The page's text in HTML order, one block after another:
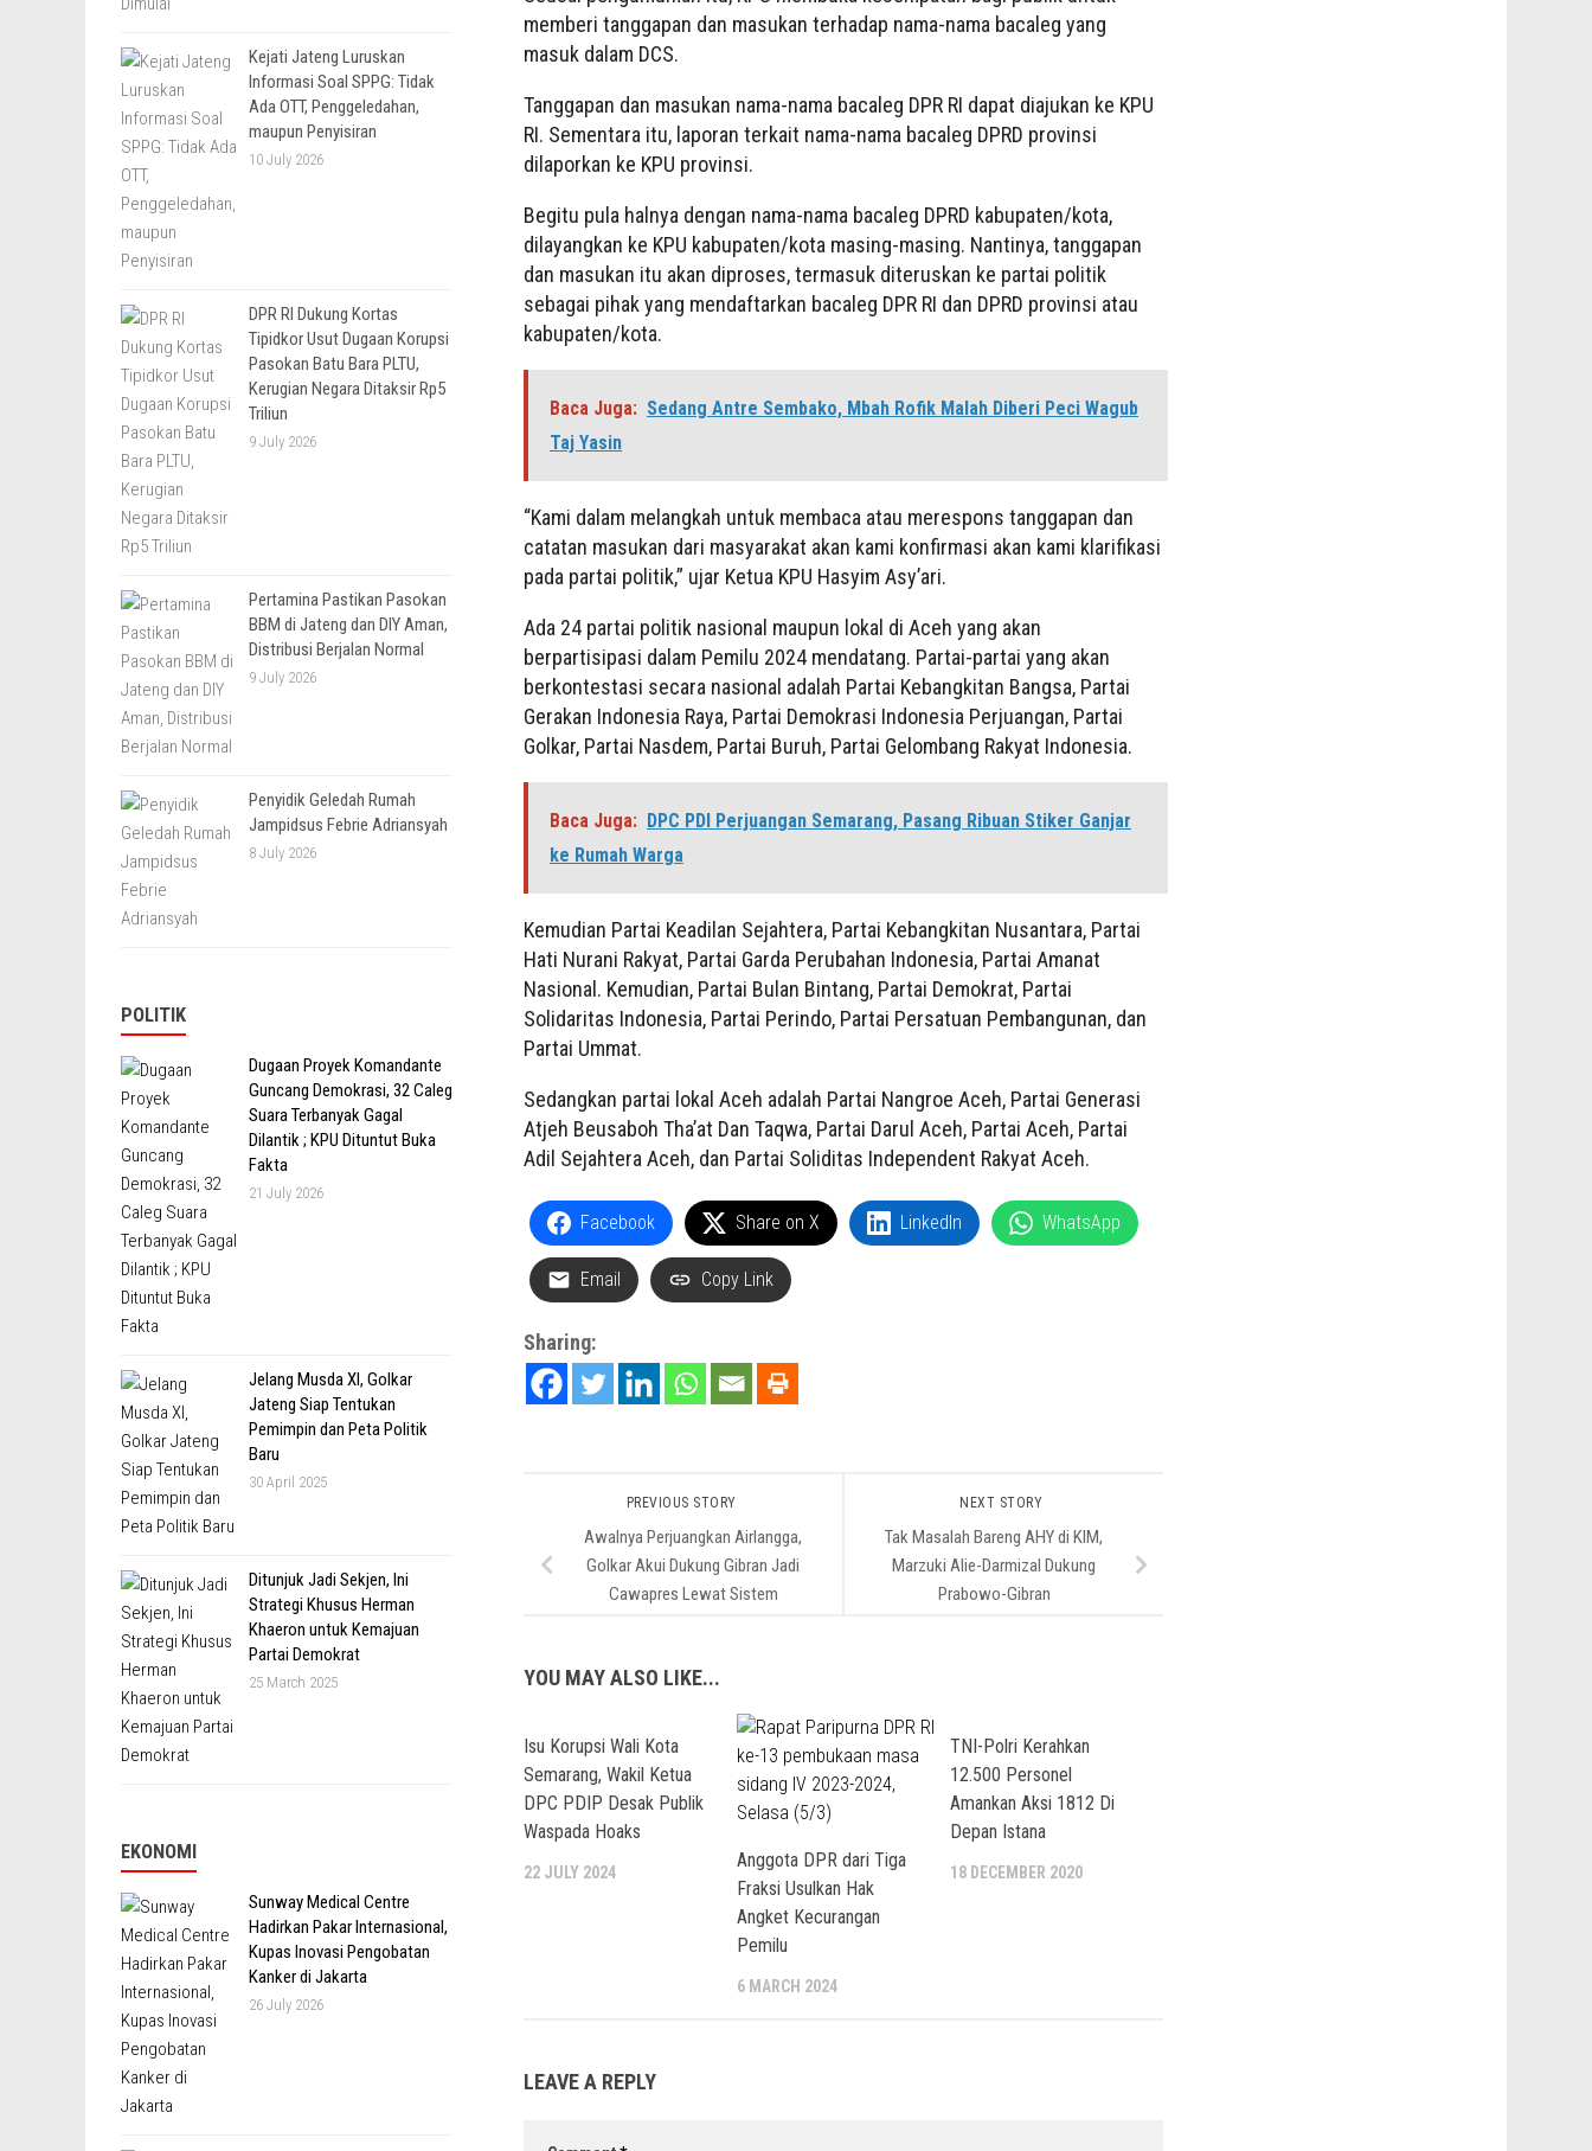
memberi tanggapan dan masukan terhadap nama-nama bacaleg yang
masuk dalam DCS.
Tanggapan dan masukan nama-nama bacaleg DPR RI dapat diajukan ke KPU
RI. Sementara itu, laporan terkait nama-nama bacaleg DPRD provinsi
dilaporkan ke KPU provinsi.
Begitu pula halnya dengan nama-nama bacaleg DPRD kabupaten/kota,
dilayangkan ke KPU kabupaten/kota masing-masing. Nantinya, tanggapan
dan masukan itu akan diproses, termasuk diteruskan ke partai politik
sebagai pihak yang mendaftarkan bacaleg DPR RI dan DPRD provinsi atau
kabupaten/kota.
Baca Juga: Sedang Antre Sembako, Mbah Rofik Malah Diberi Peci Wagub
Taj Yasin
“Kami dalam melangkah untuk membaca atau merespons tanggapan dan
catatan masukan dari masyarakat akan kami konfirmasi akan kami klarifikasi
pada partai politik,” ujar Ketua KPU Hasyim Asy’ari.
Ada 24 partai politik nasional maupun lokal di Aceh yang akan
berpartisipasi dalam Pemilu 2024 mendatang. Partai-partai yang akan
berkontestasi secara nasional adalah Partai Kebangkitan Bangsa, Partai
Gerakan Indonesia Raya, Partai Demokrasi Indonesia Perjuangan, Partai
Golkar, Partai Nasdem, Partai Buruh, Partai Gelombang Rakyat Indonesia.
Baca Juga: DPC PDI Perjuangan Semarang, Pasang Ribuan Stiker Ganjar
ke Rumah Warga
Kemudian Partai Keadilan Sejahtera, Partai Kebangkitan Nusantara, Partai
Hati Nurani Rakyat, Partai Garda Perubahan Indonesia, Partai Amanat
Nasional. Kemudian, Partai Bulan Bintang, Partai Demokrat, Partai
Solidaritas Indonesia, Partai Perindo, Partai Persatuan Pembangunan, dan
Partai Ummat.
Sedangkan partai lokal Aceh adalah Partai Nangroe Aceh, Partai Generasi
Atjeh Beusaboh Tha’at Dan Taqwa, Partai Darul Aceh, Partai Aceh, Partai
Adil Sejahtera Aceh, dan Partai Soliditas Independent Rakyat Aceh.
Facebook Share on X LinkedIn WhatsApp
Email Copy Link
Sharing:
NEXT STORY
Tak Masalah Bareng AHY di KIM,
Marzuki Alie-Darmizal Dukung
Prabowo-Gibran
PREVIOUS STORY
Awalnya Perjuangkan Airlangga,
Golkar Akui Dukung Gibran Jadi
Cawapres Lewat Sistem
YOU MAY ALSO LIKE...
Isu Korupsi Wali Kota
Semarang, Wakil Ketua
DPC PDIP Desak Publik
Waspada Hoaks
22 JULY 2024
Anggota DPR dari Tiga
Fraksi Usulkan Hak
Angket Kecurangan
Pemilu
6 MARCH 2024
TNI-Polri Kerahkan
12.500 Personel
Amankan Aksi 1812 Di
Depan Istana
18 DECEMBER 2020
LEAVE A REPLY
Kejati Jateng Luruskan
Informasi Soal SPPG: Tidak
Ada OTT, Penggeledahan,
maupun Penyisiran
10 July 2026
DPR RI Dukung Kortas
Tipidkor Usut Dugaan Korupsi
Pasokan Batu Bara PLTU,
Kerugian Negara Ditaksir Rp5
Triliun
9 July 2026
Pertamina Pastikan Pasokan
BBM di Jateng dan DIY Aman,
Distribusi Berjalan Normal
9 July 2026
Penyidik Geledah Rumah
Jampidsus Febrie Adriansyah
8 July 2026
POLITIK
Dugaan Proyek Komandante
Guncang Demokrasi, 32 Caleg
Suara Terbanyak Gagal
Dilantik ; KPU Dituntut Buka
Fakta
21 July 2026
Jelang Musda XI, Golkar
Jateng Siap Tentukan
Pemimpin dan Peta Politik
Baru
30 April 2025
Ditunjuk Jadi Sekjen, Ini
Strategi Khusus Herman
Khaeron untuk Kemajuan
Partai Demokrat
25 March 2025
EKONOMI
Sunway Medical Centre
Hadirkan Pakar Internasional,
Kupas Inovasi Pengobatan
Kanker di Jakarta
26 July 2026